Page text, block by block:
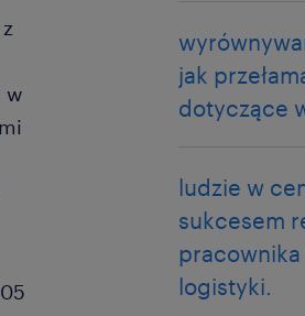
w
jak
dotyczące
ludzie w
sukcesem
logistyki.